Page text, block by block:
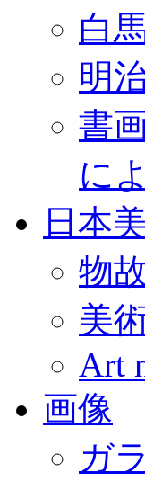
白
明
書
に
日本
物
美
Art
画像
ガ